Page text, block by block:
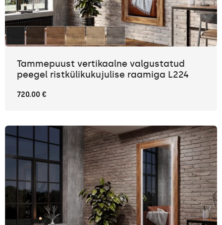
Tammepuust vertikaalne valgustatud
peegel ristkülikukujulise raamiga L224
720.00 €